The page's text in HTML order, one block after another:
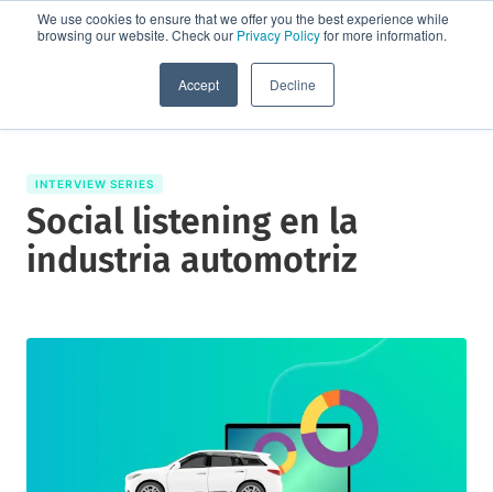
We use cookies to ensure that we offer you the best experience while
browsing our website. Check our Privacy Policyfor more information.
Accept Decline
Solicita una demo
INTERVIEW SERIES
Social listening en la
industria automotriz